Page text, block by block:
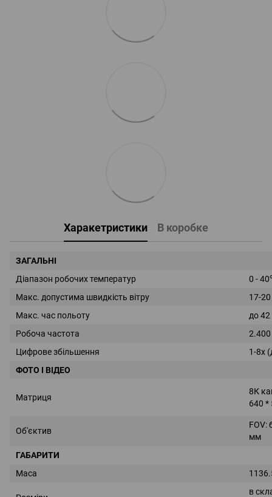
Харакетристики В коробке
ЗАГАЛЬНI
Діапазон робочих температур
0 -
Макс. допустима швидкість вітру
17-
Макс. час польоту
до 42
Робоча частота
2.400
Цифрове збільшення
1-8x
ФОТО І ВІДЕО
Матриця
8К
640 *
Об'єктив
FOV:
мм
ГАБАРИТИ
Маса
в